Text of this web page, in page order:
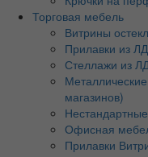
Торговая мебель
Витрины
Прилавки из
Стеллажи из
магазинов)
Офисная
Прилавки